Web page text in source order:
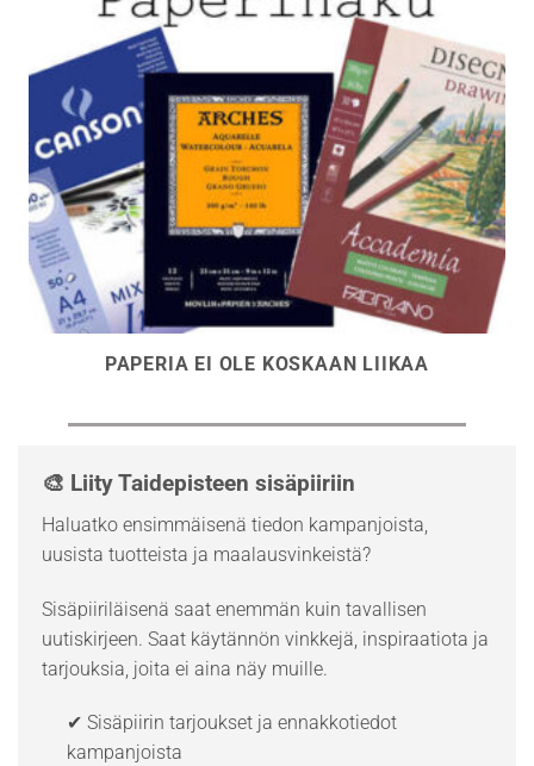
PAPERIA EI OLE KOSKAAN LIIKAA
🎨 Liity Taidepisteen sisäpiiriin
Haluatko ensimmäisenä tiedon kampanjoista,
uusista tuotteista ja maalausvinkeistä?
Sisäpiiriläisenä saat enemmän kuin tavallisen
uutiskirjeen. Saat käytännön vinkkejä, inspiraatiota ja
tarjouksia, joita ei aina näy muille.
✔ Sisäpiirin tarjoukset ja ennakkotiedot
kampanjoista